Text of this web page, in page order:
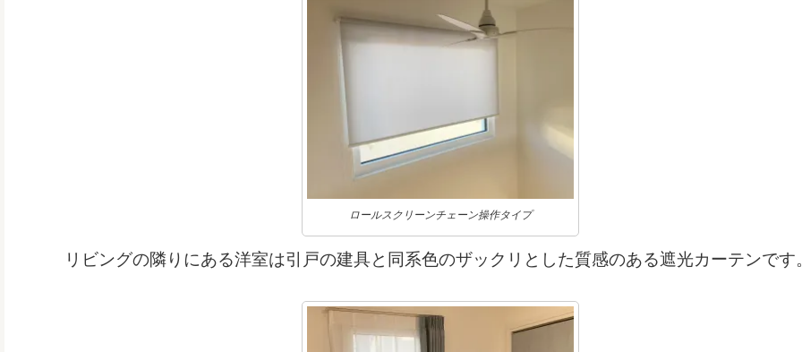
ロールスクリーンチェーン操作タイプ
リビングの隣りにある洋室は引戸の建具と同系色のザックリとした質感のある遮光カーテンです